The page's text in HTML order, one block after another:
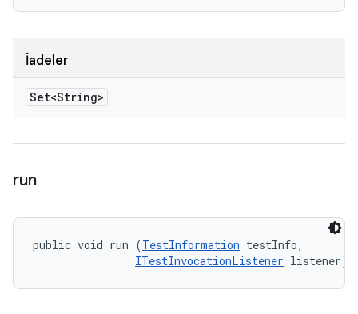
İadeler
Set<String>
run
public void run (TestInformation testInfo,
ITestInvocationListener listener)